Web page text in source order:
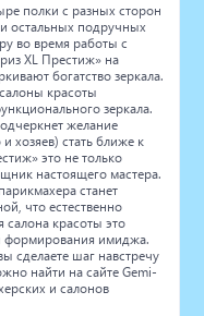
полки с разных сторон
остальных подручных
во время работы с
XL Престиж» на
богатство зеркала.
красоты
зеркала.
желание
и хозяев) стать ближе к
это не только
настоящего мастера.
станет
что естественно
салона красоты это
формирования имиджа.
сделаете шаг навстречу
найти на сайте Gemi-
и салонов